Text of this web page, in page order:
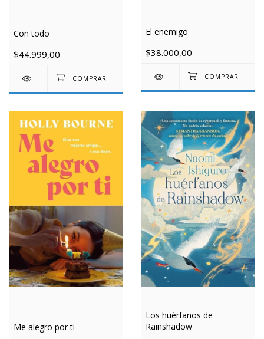
Con todo
$44.999,00
El enemigo
$38.000,00
Me alegro por ti
Los huérfanos de
Rainshadow